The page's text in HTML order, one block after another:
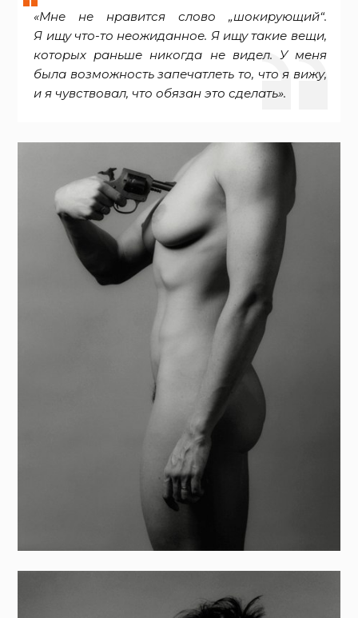
«Мне не нравится слово „шокирующий“.
Я ищу что-то неожиданное. Я ищу такие вещи,
которых раньше никогда не видел. У меня
была возможность запечатлеть то, что я вижу,
и я чувствовал, что обязан это сделать».